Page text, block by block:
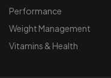
Performance
Weight Management
Vitamins & Health